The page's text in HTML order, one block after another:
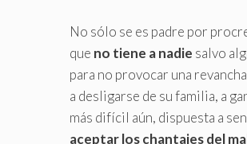
No sólo se es padre por
que no tiene a nadie salvo
para no provocar una
a desligarse de su familia, a
más difícil aún, dispuesta a
aceptar los chantajes del